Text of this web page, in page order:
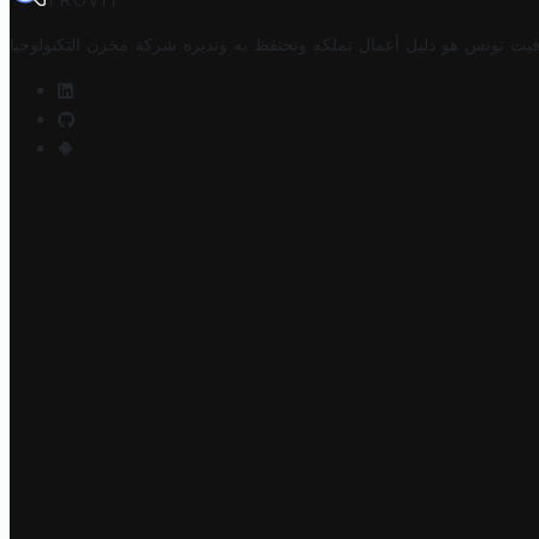
تونس هو دليل أعمال تملكه وتحتفظ به وتديره شركة مخزن التكنولوجيا